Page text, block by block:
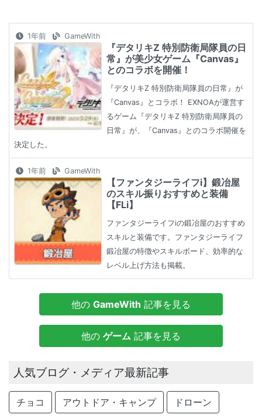
1年前 GameWith
『デタリキZ 特別防衛局隊員の日
常』が美少女ゲーム『Canvas』
とのコラボを開催！
『デタリキZ 特別防衛局隊員の日常』が
『Canvas』とコラボ！ EXNOAが運営す
るゲーム『デタリキZ 特別防衛局隊員の
日常』が、『Canvas』とのコラボ開催を
決定した。
1年前 GameWith
【ファンタジーライフi】鍛冶屋
のスキル振りおすすめと装備
【FLi】
ファンタジーライフiの鍛冶屋のおすすめ
スキルと装備です。ファンタジーライフ
鍛冶屋の特徴やスキルボード、効率的な
レベル上げ方法も掲載。
他の GameWith 記事を見る
他の ゲーム 記事を見る
人気ブログ・メディア最新記事
チョコ アウトドア・キャンプ ドローン